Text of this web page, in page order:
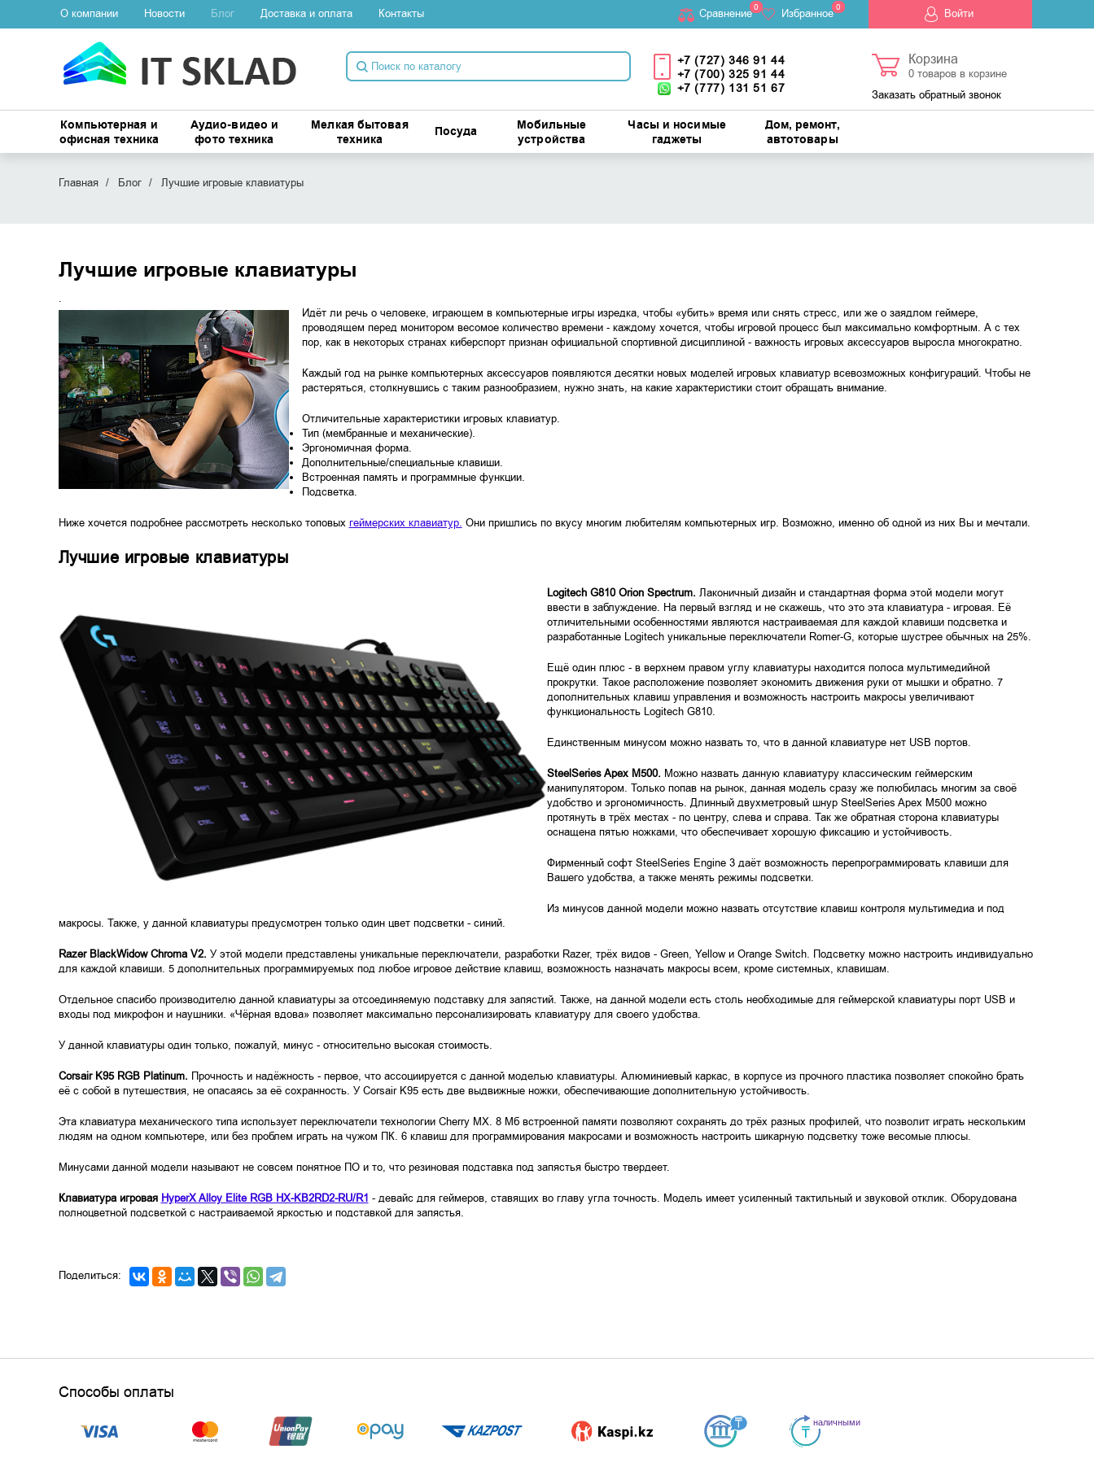
О компании Новости Блог Доставка и оплата Контакты Cравнение0 Избранное 0 Войти
+7 (727) 346 91 44
+7 (700) 325 91 44
+7 (777) 131 51 67
Корзина
0товаров в корзине
Заказать обратный звонок
Компьютерная и
офисная техника
Аудио-видео и
фото техника
Мелкая бытовая
техника
Посуда
Мобильные
устройства
Часы и носимые
гаджеты
Дом, ремонт,
автотовары
Главная Блог Лучшие игровые клавиатуры
Лучшие игровые клавиатуры
.
Идёт ли речь о человеке, играющем в компьютерные игры изредка, чтобы «убить» время или снять стресс, или же о заядлом геймере,
проводящем перед монитором весомое количество времени - каждому хочется, чтобы игровой процесс был максимально комфортным. А с тех
пор, как в некоторых странах киберспорт признан официальной спортивной дисциплиной - важность игровых аксессуаров выросла многократно.
Каждый год на рынке компьютерных аксессуаров появляются десятки новых моделей игровых клавиатур всевозможных конфигураций. Чтобы не
растеряться, столкнувшись с таким разнообразием, нужно знать, на какие характеристики стоит обращать внимание.
Отличительные характеристики игровых клавиатур.
Тип (мембранные и механические).
Эргономичная форма.
Дополнительные/специальные клавиши.
Встроенная память и программные функции.
Подсветка.
Ниже хочется подробнее рассмотреть несколько топовых геймерских клавиатур. Они пришлись по вкусу многим любителям компьютерных игр. Возможно, именно об одной из них Вы и мечтали.
Лучшие игровые клавиатуры
Logitech G810 Orion Spectrum. Лаконичный дизайн и стандартная форма этой модели могут
ввести в заблуждение. На первый взгляд и не скажешь, что это эта клавиатура - игровая. Её
отличительными особенностями являются настраиваемая для каждой клавиши подсветка и
разработанные Logitech уникальные переключатели Romer-G, которые шустрее обычных на 25%.
Ещё один плюс - в верхнем правом углу клавиатуры находится полоса мультимедийной
прокрутки. Такое расположение позволяет экономить движения руки от мышки и обратно. 7
дополнительных клавиш управления и возможность настроить макросы увеличивают
функциональность Logitech G810.
Единственным минусом можно назвать то, что в данной клавиатуре нет USB портов.
SteelSeries Apex M500. Можно назвать данную клавиатуру классическим геймерским
манипулятором. Только попав на рынок, данная модель сразу же полюбилась многим за своё
удобство и эргономичность. Длинный двухметровый шнур SteelSeries Apex M500 можно
протянуть в трёх местах - по центру, слева и справа. Так же обратная сторона клавиатуры
оснащена пятью ножками, что обеспечивает хорошую фиксацию и устойчивость.
Фирменный софт SteelSeries Engine 3 даёт возможность перепрограммировать клавиши для
Вашего удобства, а также менять режимы подсветки.
Из минусов данной модели можно назвать отсутствие клавиш контроля мультимедиа и под
макросы. Также, у данной клавиатуры предусмотрен только один цвет подсветки - синий.
Razer BlackWidow Chroma V2. У этой модели представлены уникальные переключатели, разработки Razer, трёх видов - Green, Yellow и Orange Switch. Подсветку можно настроить индивидуально
для каждой клавиши. 5 дополнительных программируемых под любое игровое действие клавиш, возможность назначать макросы всем, кроме системных, клавишам.
Отдельное спасибо производителю данной клавиатуры за отсоединяемую подставку для запястий. Также, на данной модели есть столь необходимые для геймерской клавиатуры порт USB и
входы под микрофон и наушники. «Чёрная вдова» позволяет максимально персонализировать клавиатуру для своего удобства.
У данной клавиатуры один только, пожалуй, минус - относительно высокая стоимость.
Corsair K95 RGB Platinum. Прочность и надёжность - первое, что ассоциируется с данной моделью клавиатуры. Алюминиевый каркас, в корпусе из прочного пластика позволяет спокойно брать
её с собой в путешествия, не опасаясь за её сохранность. У Corsair K95 есть две выдвижные ножки, обеспечивающие дополнительную устойчивость.
Эта клавиатура механического типа использует переключатели технологии Cherry MX. 8 Мб встроенной памяти позволяют сохранять до трёх разных профилей, что позволит играть нескольким
людям на одном компьютере, или без проблем играть на чужом ПК. 6 клавиш для программирования макросами и возможность настроить шикарную подсветку тоже весомые плюсы.
Минусами данной модели называют не совсем понятное ПО и то, что резиновая подставка под запястья быстро твердеет.
Клавиатура игровая HyperX Alloy Elite RGB HX-KB2RD2-RU/R1 - девайс для геймеров, ставящих во главу угла точность. Модель имеет усиленный тактильный и звуковой отклик. Оборудована
полноцветной подсветкой с настраиваемой яркостью и подставкой для запястья.
Поделиться:
Способы оплаты